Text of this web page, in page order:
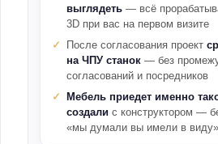
выглядеть — всё
3D при вас на первом визите
После согласования проект
на ЧПУ станок — без
согласований и посредников
Мебель приедет именно
создали с конструктором —
«мы думали вы имели в виду»